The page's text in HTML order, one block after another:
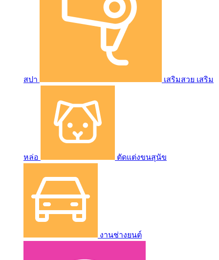
สปา เสริมสวย เสริม
หล่อ ตัดแต่งขนสุนัข
งานช่างยนต์